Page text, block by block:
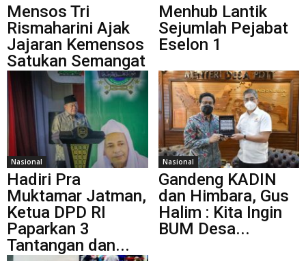
Mensos Tri
Rismaharini Ajak
Jajaran Kemensos
Satukan Semangat
Menhub Lantik
Sejumlah Pejabat
Eselon 1
Nasional
Hadiri Pra
Muktamar Jatman,
Ketua DPD RI
Paparkan 3
Tantangan dan...
Nasional
Gandeng KADIN
dan Himbara, Gus
Halim : Kita Ingin
BUM Desa...